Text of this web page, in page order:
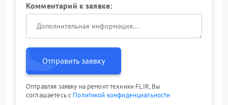
Комментарий к заявке:
Отправить заявку
Отправляя заявку на ремонт техники FLIR, Вы
соглашаетесь с Политикой конфиденциальности